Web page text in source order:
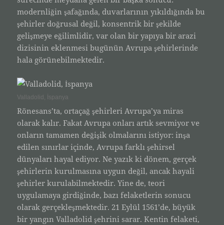
modernliğin şafağında, duvarlarının yıkıldığında bu
şehirler doğrusal değil, konsentrik bir şekilde
gelişmeye eğilimlidir, var olan bir yapıya bir arazi
dizisinin eklenmesi bugünün Avrupa şehirlerinde
hala görünebilmektedir.
Valladolid, İspanya
Rönesans’ta, ortaçağ şehirleri Avrupa’ya miras
olarak kalır. Fakat Avrupa onları artık sevmiyor ve
onların tamamen değişik olmalarını istiyor: inşa
edilen sınırlar içinde, Avrupa farklı şehirsel
dünyaları hayal ediyor. Ne yazık ki dönem, gerçek
şehirlerin kurulmasına uygun değil, ancak hayali
şehirler kurulabilmektedir. Yine de, teori
uygulamaya girdiğinde, bazı felaketlerin sonucu
olarak gerçekleşmektedir. 21 Eylül 1561’de, büyük
bir yangın Valladolid şehrini sarar. Kentin felaketi,